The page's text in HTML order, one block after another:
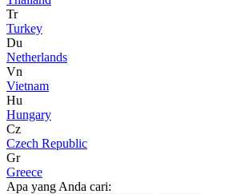
Tr
Turkey
Du
Netherlands
Vn
Vietnam
Hu
Hungary
Cz
Czech Republic
Gr
Greece
Apa yang Anda cari: